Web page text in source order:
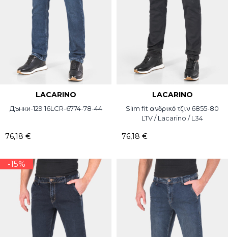
LACARINO
Дънки-129 16LCR-6774-78-44
76,18 €
LACARINO
Slim fit ανδρικό τζιν 6855-80
LTV / Lacarino / L34
76,18 €
-15%